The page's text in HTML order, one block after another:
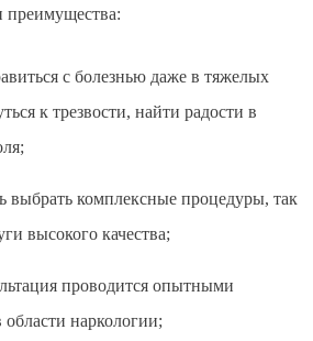
с болезнью даже в тяжелых
к трезвости, найти радости в
выбрать комплексные процедуры, так
высокого качества;
проводится опытными
наркологии;